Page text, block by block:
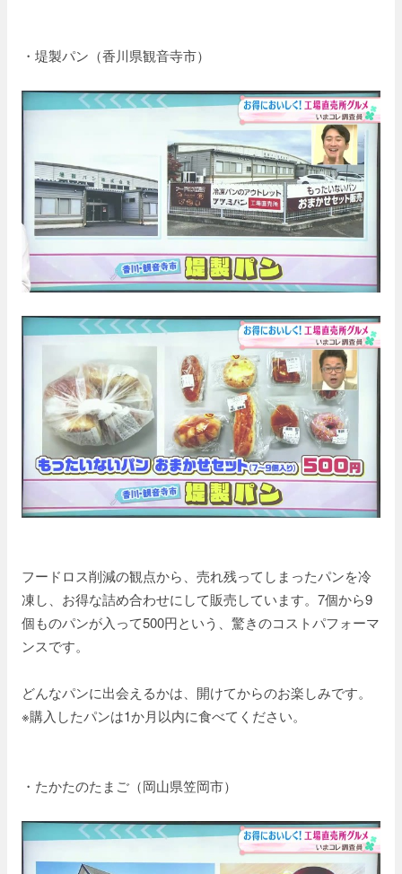
・堤製パン（香川県観音寺市）
フードロス削減の観点から、売れ残ってしまったパンを冷
凍し、お得な詰め合わせにして販売しています。7個から9
個ものパンが入って500円という、驚きのコストパフォーマ
ンスです。
どんなパンに出会えるかは、開けてからのお楽しみです。
※購入したパンは1か月以内に食べてください。
・たかたのたまご（岡山県笠岡市）